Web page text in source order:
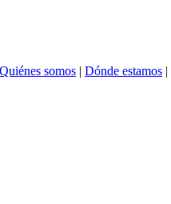
Quiénes somos | Dónde estamos |